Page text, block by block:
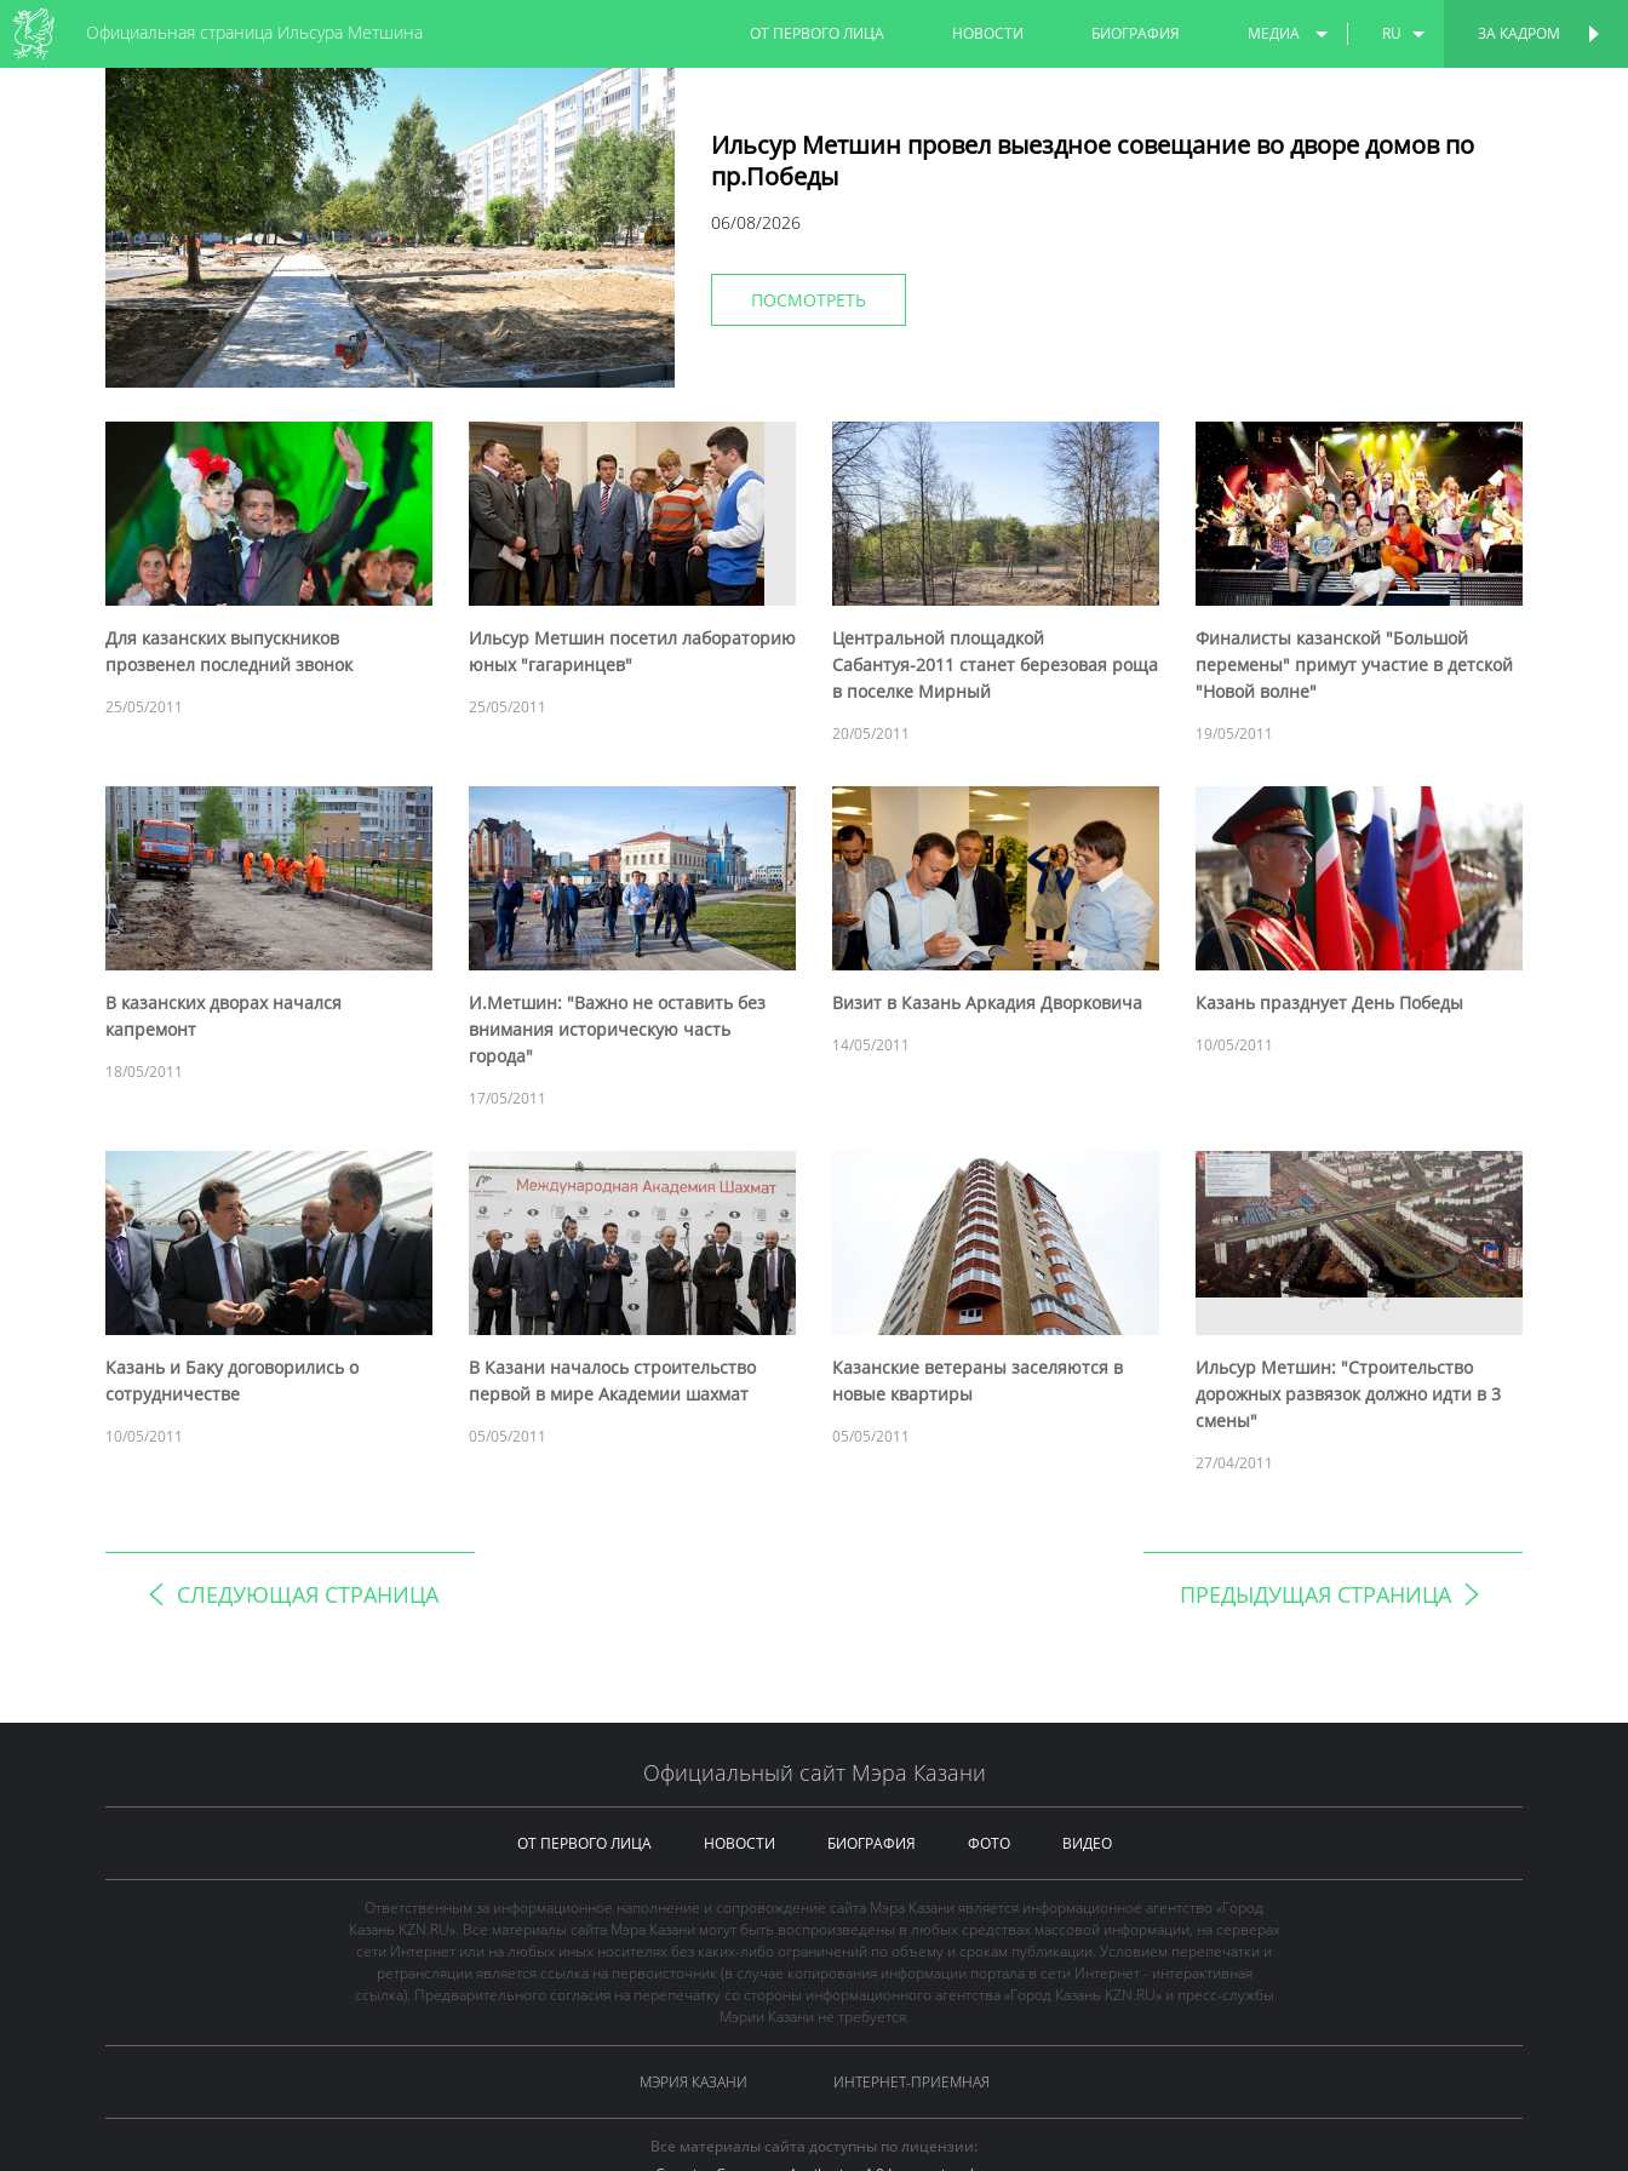
Официальная страница Ильсура Метшина ЗА КАДРОМ
ОТ ПЕРВОГО ЛИЦА НОВОСТИ БИОГРАФИЯ МЕДИА RU
Ильсур Метшин провел выездное совещание во дворе домов по
пр.Победы
06/08/2026
ПОСМОТРЕТЬ
Для казанских выпускников
прозвенел последний звонок
25/05/2011
Ильсур Метшин посетил лабораторию
юных "гагаринцев"
25/05/2011
Центральной площадкой
Сабантуя-2011 станет березовая роща
в поселке Мирный
20/05/2011
Финалисты казанской "Большой
перемены" примут участие в детской
"Новой волне"
19/05/2011
В казанских дворах начался
капремонт
18/05/2011
И.Метшин: "Важно не оставить без
внимания историческую часть
города"
17/05/2011
Визит в Казань Аркадия Дворковича
14/05/2011
Казань празднует День Победы
10/05/2011
Казань и Баку договорились о
сотрудничестве
10/05/2011
В Казани началось строительство
первой в мире Академии шахмат
05/05/2011
Казанские ветераны заселяются в
новые квартиры
05/05/2011
Ильсур Метшин: "Строительство
дорожных развязок должно идти в 3
смены"
27/04/2011
СЛЕДУЮЩАЯ СТРАНИЦА ПРЕДЫДУЩАЯ СТРАНИЦА
Официальный сайт Мэра Казани
ОТ ПЕРВОГО ЛИЦА НОВОСТИ БИОГРАФИЯ ФОТО ВИДЕО
Ответственным за информационное наполнение и сопровождение сайта Мэра Казани является информационное агентство «Город
Казань KZN.RU». Все материалы сайта Мэра Казани могут быть воспроизведены в любых средствах массовой информации, на серверах
сети Интернет или на любых иных носителях без каких-либо ограничений по объему и срокам публикации. Условием перепечатки и
ретрансляции является ссылка на первоисточник (в случае копирования информации портала в сети Интернет - интерактивная
ссылка). Предварительного согласия на перепечатку со стороны информационного агентства «Город Казань KZN.RU» и пресс-службы
Мэрии Казани не требуется.
МЭРИЯ КАЗАНИ ИНТЕРНЕТ-ПРИЕМНАЯ
Все материалы сайта доступны по лицензии:
ПЕРСОНАЛЬНАЯ